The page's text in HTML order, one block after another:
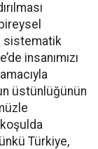
sistematik
insanımızı
üstünlüğünün
koşulda
Türkiye,